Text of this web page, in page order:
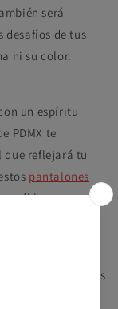
será
desafíos de tus
ni su color.
un espíritu
PDMX te
reflejará tu
pantalones
ya sea
estos jeans
comodidad sin